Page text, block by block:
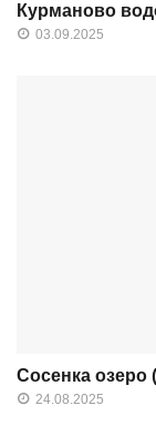
Курманово
03.09.2025
Сосенка озеро
24.08.2025